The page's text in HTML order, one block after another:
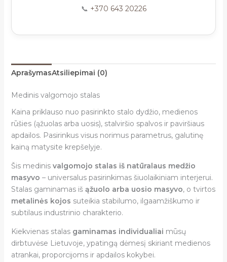
📞 +370 643 20226
AprašymasAtsiliepimai (0)
Medinis valgomojo stalas
Kaina priklauso nuo pasirinkto stalo dydžio, medienos
rūšies (ąžuolas arba uosis), stalviršio spalvos ir paviršiaus
apdailos. Pasirinkus visus norimus parametrus, galutinę
kainą matysite krepšelyje.
Šis medinis valgomojo stalas iš natūralaus medžio
masyvo – universalus pasirinkimas šiuolaikiniam interjerui.
Stalas gaminamas iš ąžuolo arba uosio masyvo, o tvirtos
metalinės kojos suteikia stabilumo, ilgaamžiškumo ir
subtilaus industrinio charakterio.
Kiekvienas stalas gaminamas individualiai mūsų
dirbtuvėse Lietuvoje, ypatingą dėmesį skiriant medienos
atrankai, proporcijoms ir apdailos kokybei.